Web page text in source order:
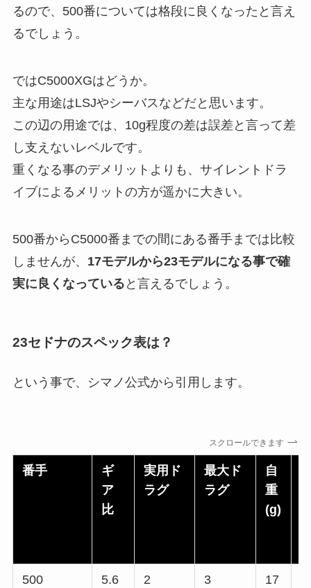
るので、500番については格段に良くなったと言え
るでしょう。
ではC5000XGはどうか。
主な用途はLSJやシーバスなどだと思います。
この辺の用途では、10g程度の差は誤差と言って差
し支えないレベルです。
重くなる事のデメリットよりも、サイレントドラ
イブによるメリットの方が遥かに大きい。
500番からC5000番までの間にある番手までは比較
しませんが、 17モデルから23モデルになる事で確
実に良くなっている と言えるでしょう。
23セドナのスペック表は？
という事で、シマノ公式から引用します。
スクロールできます
番手
ギ
ア
比
実用ド
ラグ
最大ド
ラグ
自
重
(g)
500 5.6 2 3
17